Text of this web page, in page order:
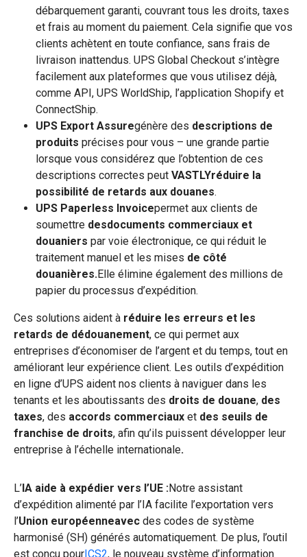
débarquement garanti, couvrant tous les droits, taxes
et frais au moment du paiement. Cela signifie que vos
clients achètent en toute confiance, sans frais de
livraison inattendus. UPS Global Checkout s’intègre
facilement aux plateformes que vous utilisez déjà,
comme API, UPS WorldShip, l’application Shopify et
ConnectShip.
UPS Export Assuregénère des descriptions de
produits précises pour vous – une grande partie
lorsque vous considérez que l’obtention de ces
descriptions correctes peut VASTLYréduire la
possibilité de retards aux douanes.
UPS Paperless Invoicepermet aux clients de
soumettre desdocuments commerciaux et
douaniers par voie électronique, ce qui réduit le
traitement manuel et les mises de côté
douanières.Elle élimine également des millions de
papier du processus d’expédition.
Ces solutions aident à réduire les erreurs et les
retards de dédouanement, ce qui permet aux
entreprises d’économiser de l’argent et du temps, tout en
améliorant leur expérience client. Les outils d’expédition
en ligne d’UPS aident nos clients à naviguer dans les
tenants et les aboutissants des droits de douane, des
taxes, des accords commerciaux et des seuils de
franchise de droits, afin qu’ils puissent développer leur
entreprise à l’échelle internationale.
L’IA aide à expédier vers l’UE :Notre assistant
d’expédition alimenté par l’IA facilite l’exportation vers
l’Union européenneavec des codes de système
harmonisé (SH) générés automatiquement. De plus, l’outil
est conçu pourICS2, le nouveau système d’information